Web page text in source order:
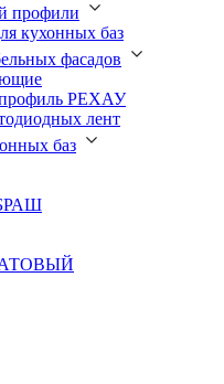
профили
кухонных баз
фасадов
РЕХАУ
лент
баз